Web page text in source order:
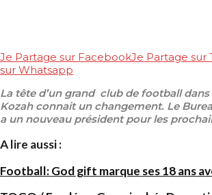
Je Partage sur FacebookJe Partage sur
sur Whatsapp
La tête d’un grand club de football
Kozah connait un changement. Le
a un nouveau président pour les
A lire aussi :
Football: God gift marque ses 18 ans